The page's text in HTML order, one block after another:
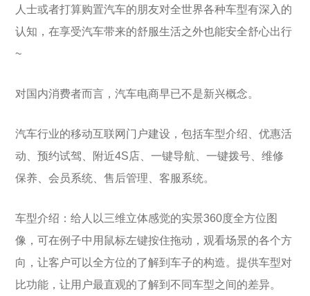
人士或者打算购置汽车的朋友对全世界各种车型有深入的
认知，在享受汽车带来的舒服生活之外也能安全舒心出行
~
对国内消费者而言，汽车电商早已不是新兴概念。
汽车行业的移动互联网门户建设，包括车型介绍、优惠活
动、预约试驾、附近4S店、一键导航、一键拨号、维修
保养、会员系统、售后管理、客服系统。
车型介绍：给人以三维立体感觉的实景360度全方位图
像，可在例子中用鼠标左键按住拖动，观看场景的各个方
向，让客户可以全方位的了解到车子的构造。提供车型对
比功能，让用户最直观的了解到不同车型之间的差异。